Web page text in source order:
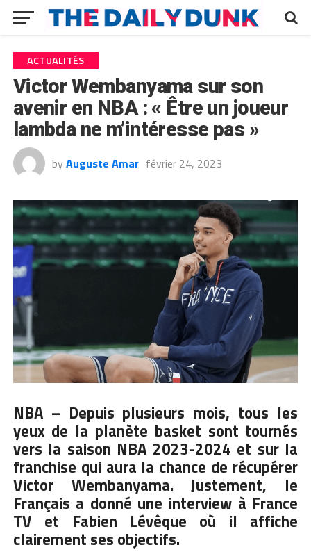
ACTUALITÉS
Victor Wembanyama sur son
avenir en NBA : « Être un joueur
lambda ne m’intéresse pas »
by Auguste Amar février 24, 2023
NBA – Depuis plusieurs mois, tous les
yeux de la planète basket sont tournés
vers la saison NBA 2023-2024 et sur la
franchise qui aura la chance de récupérer
Victor Wembanyama. Justement, le
Français a donné une interview à France
TV et Fabien Lévêque où il affiche
clairement ses objectifs.